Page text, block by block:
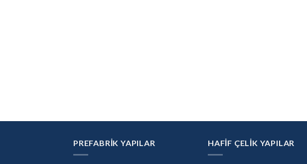
PREFABRİK YAPILAR HAFİF ÇELİK YAPILAR